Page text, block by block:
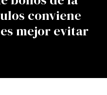
conviene
mejor evitar